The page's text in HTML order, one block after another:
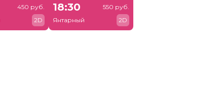
450 руб.
2D
18:30
Янтарный
550 руб.
2D